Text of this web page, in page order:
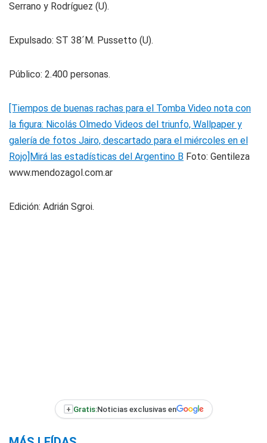
Serrano y Rodríguez (U).
Expulsado: ST 38´M. Pussetto (U).
Público: 2.400 personas.
[Tiempos de buenas rachas para el Tomba Video nota con
la figura: Nicolás Olmedo Videos del triunfo, Wallpaper y
galería de fotos Jairo, descartado para el miércoles en el
Rojo]Mirá las estadísticas del Argentino B Foto: Gentileza
www.mendozagol.com.ar
Edición: Adrián Sgroi.
+ Gratis:Noticias exclusivas en